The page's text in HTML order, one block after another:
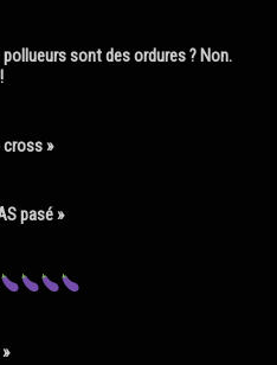
pollueurs sont des ordures ? Non.
cross »
pasé »